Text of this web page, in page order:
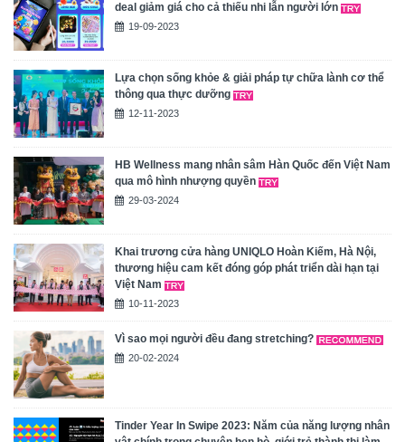
deal giảm giá cho cả thiếu nhi lẫn người lớn
19-09-2023
Lựa chọn sống khỏe & giải pháp tự chữa lành cơ thể
thông qua thực dưỡng
12-11-2023
HB Wellness mang nhân sâm Hàn Quốc đến Việt Nam
qua mô hình nhượng quyền
29-03-2024
Khai trương cửa hàng UNIQLO Hoàn Kiếm, Hà Nội,
thương hiệu cam kết đóng góp phát triển dài hạn tại
Việt Nam
10-11-2023
Vì sao mọi người đều đang stretching?
20-02-2024
Tinder Year In Swipe 2023: Năm của năng lượng nhân